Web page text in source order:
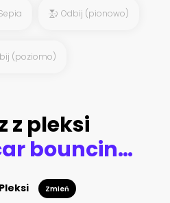
Odbij (pionowo)
(poziomo)
z pleksi
Low rider car bouncing on urban street
Pleksi Zmień